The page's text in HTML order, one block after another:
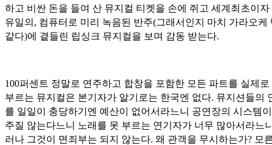
하고 비싼 돈을 들여 산 뮤지컬 티켓을 손에 쥐고 세계최초이자
유일의, 컴퓨터로 미리 녹음된 반주(그래서인지 마치 가라오케
같다)에 곁들린 립싱크 뮤지컬을 보며 감동 받는다.
100퍼센트 정말로 연주하고 합창을 포함한 모든 파트를 실제로
부르는 뮤지컬은 본기자가 알기로는 한국엔 없다. 뮤지션들의
를 일일이 충당하기엔 예산이 없어서라느니 공연장의 시스템
주질 않는다느니 노래를 못 부르는 연기자가 너무 많아서라느
러나 그것이 면죄부는 되지 않는다. 왜 관객을 무시하는가? 모